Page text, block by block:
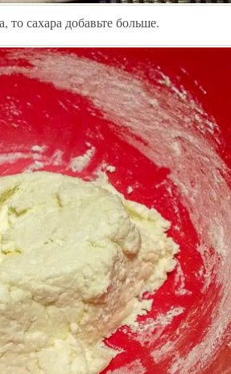
то сахара добавьте больше.